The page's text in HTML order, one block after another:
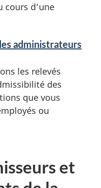
cours d’une
administrateurs
les relevés
des
que vous
ou
et